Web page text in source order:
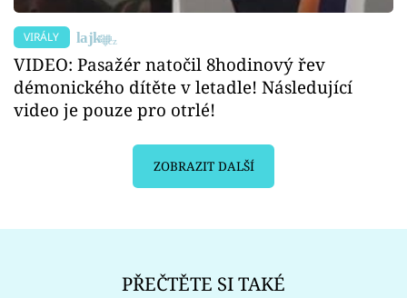
VIRÁLY
VIDEO: Pasažér natočil 8hodinový řev
démonického dítěte v letadle! Následující
video je pouze pro otrlé!
ZOBRAZIT DALŠÍ
PŘEČTĚTE SI TAKÉ